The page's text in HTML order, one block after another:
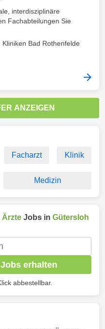
interdisziplinäre
Fachabteilungen Sie
Kliniken Bad Rothenfelde
ANZEIGEN
Facharzt Klinik
Medizin
Ärzte Jobs in Gütersloh
erhalten
abbestellbar.